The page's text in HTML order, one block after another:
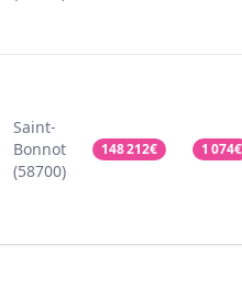
Saint-
Bonnot
(58700)
148 212€ 1 074€